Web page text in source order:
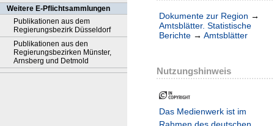
Weitere E-Pflichtsammlungen
Publikationen aus dem
Regierungsbezirk Düsseldorf
Publikationen aus den
Regierungsbezirken Münster,
Arnsberg und Detmold
Dokumente zur Region →
Amtsblätter. Statistische
Berichte → Amtsblätter
Nutzungshinweis
Das Medienwerk ist im